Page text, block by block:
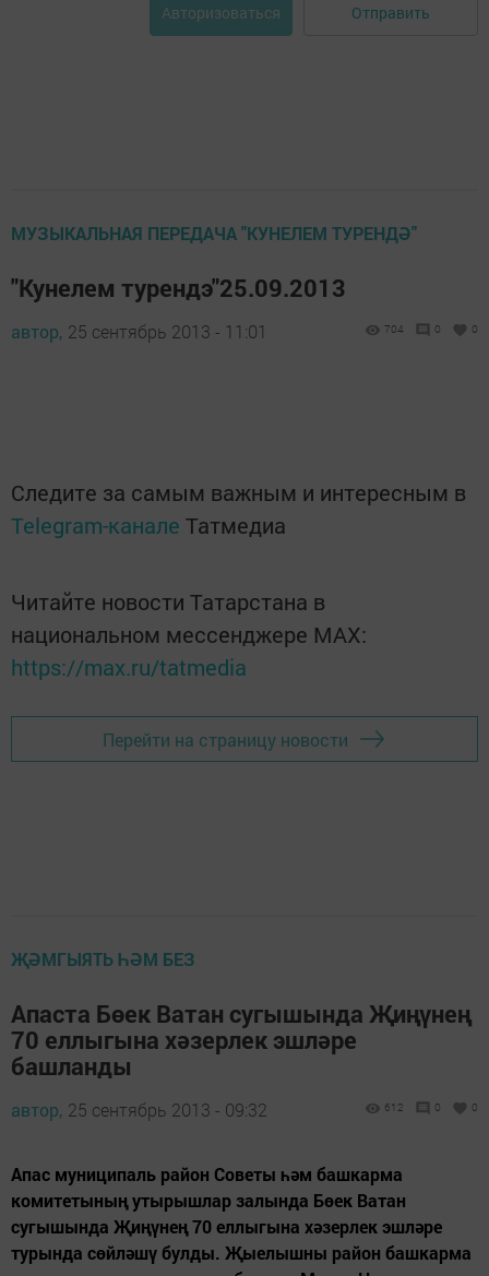
Авторизоваться Отправить
МУЗЫКАЛЬНАЯ ПЕРЕДАЧА "КУНЕЛЕМ ТУРЕНДӘ"
"Кунелем турендэ"25.09.2013
автор, 25 сентябрь 2013 - 11:01 704 0 0
Следите за самым важным и интересным в
Telegram-канале Татмедиа
Читайте новости Татарстана в
национальном мессенджере MАХ:
https://max.ru/tatmedia
Перейти на страницу новости
ҖӘМГЫЯТЬ ҺӘМ БЕЗ
Апаста Бөек Ватан сугышында Җиңүнең
70 еллыгына хәзерлек эшләре
башланды
автор, 25 сентябрь 2013 - 09:32 612 0 0
Апас муниципаль район Советы һәм башкарма
комитетының утырышлар залында Бөек Ватан
сугышында Җиңүнең 70 еллыгына хәзерлек эшләре
турында сөйләшү булды. Җыелышны район башкарма